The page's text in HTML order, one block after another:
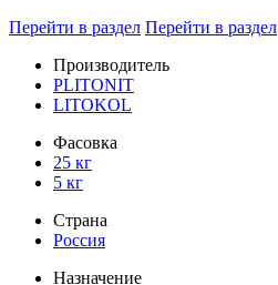
Перейти в раздел Перейти в раздел
Производитель
PLITONIT
LITOKOL
Фасовка
25 кг
5 кг
Страна
Россия
Назначение